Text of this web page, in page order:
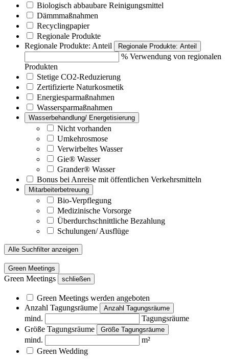
Biologisch abbaubare Reinigungsmittel
Dämmmaßnahmen
Recyclingpapier
Regionale Produkte
Regionale Produkte: Anteil
Regionale Produkte: Anteil
% Verwendung von regionalen
Produkten
Stetige CO2-Reduzierung
Zertifizierte Naturkosmetik
Energiesparmaßnahmen
Wassersparmaßnahmen
Wasserbehandlung/ Energetisierung
Nicht vorhanden
Umkehrosmose
Verwirbeltes Wasser
Gie® Wasser
Grander® Wasser
Bonus bei Anreise mit öffentlichen Verkehrsmitteln
Mitarbeiterbetreuung
Bio-Verpflegung
Medizinische Vorsorge
Überdurchschnittliche Bezahlung
Schulungen/ Ausflüge
Alle Suchfilter anzeigen
Green Meetings
Green Meetings schließen
Green Meetings werden angeboten
Anzahl Tagungsräume
Anzahl Tagungsräume
mind.
Tagungsräume
Größe Tagungsräume
Größe Tagungsräume
mind.
m²
Green Wedding